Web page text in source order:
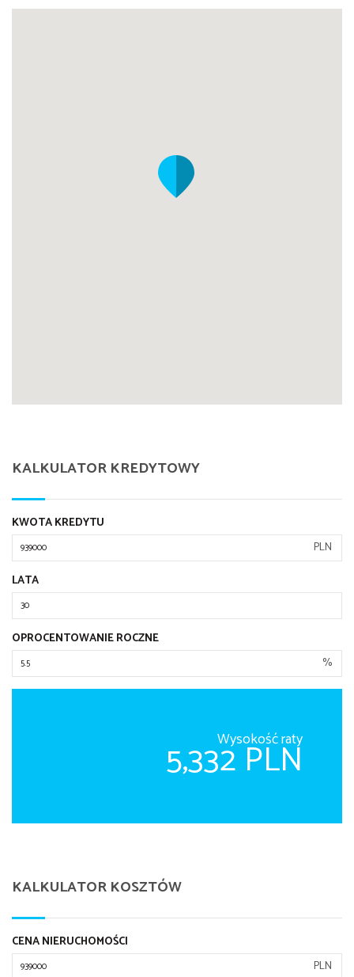
KALKULATOR KREDYTOWY
KWOTA KREDYTU
PLN
LATA
OPROCENTOWANIE ROCZNE
%
Wysokość raty
5,332 PLN
KALKULATOR KOSZTÓW
CENA NIERUCHOMOŚCI
PLN